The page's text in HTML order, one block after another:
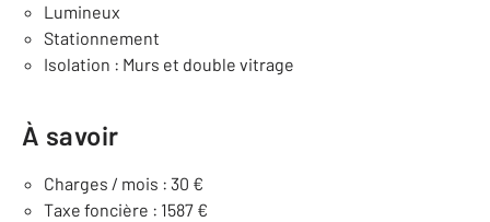
Lumineux
Stationnement
Isolation : Murs et double vitrage
À savoir
Charges / mois : 30 €
Taxe foncière : 1587 €